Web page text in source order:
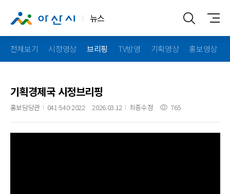
뉴스
전체보기 시정영상 브리핑 TV방영 기획영상 홍보영상
기획경제국 시정브리핑
홍보담당관 041-540-2022 2026.03.12 최종수정 765